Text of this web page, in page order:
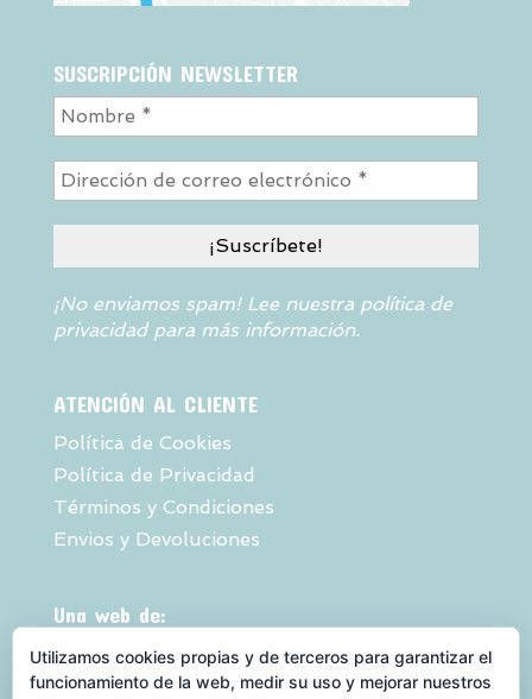
SUSCRIPCIÓN NEWSLETTER
¡No enviamos spam! Lee nuestra política de
privacidadpara más información.
ATENCIÓN AL CLIENTE
Política de Cookies
Política de Privacidad
Términos y Condiciones
Envios y Devoluciones
Una web de:
Utilizamos cookies propias y de terceros para garantizar el
funcionamiento de la web, medir su uso y mejorar nuestros